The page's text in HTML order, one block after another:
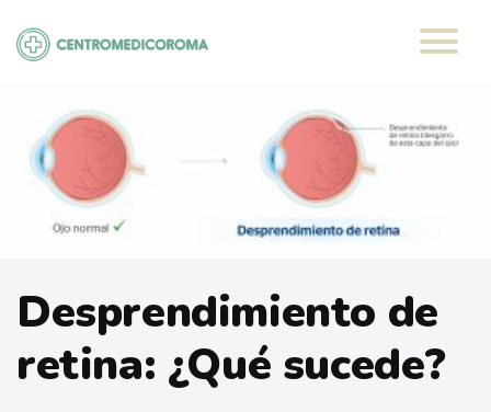
contenido
Desprendimiento de
retina: ¿Qué sucede?